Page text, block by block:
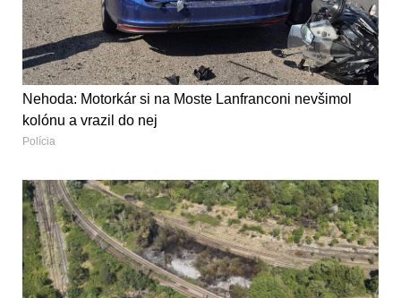
Nehoda: Motorkár si na Moste Lanfranconi nevšimol
kolónu a vrazil do nej
Polícia